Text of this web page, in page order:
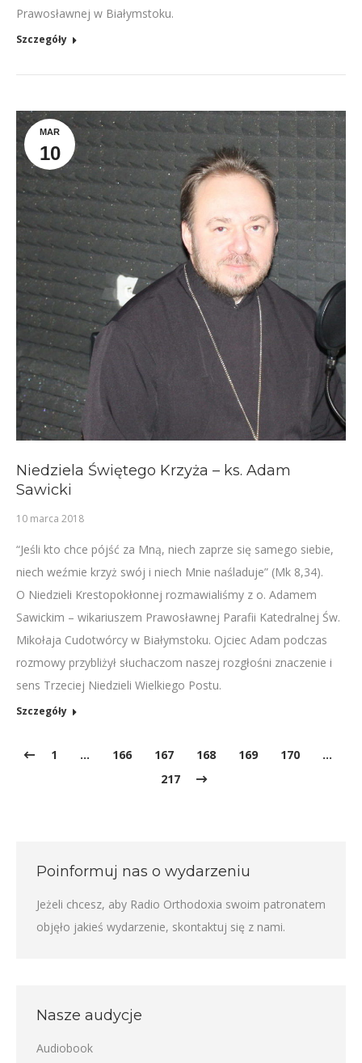
Prawosławnej w Białymstoku.
Szczegóły
MAR
10
Niedziela Świętego Krzyża – ks. Adam
Sawicki
10 marca 2018
“Jeśli kto chce pójść za Mną, niech zaprze się samego siebie,
niech weźmie krzyż swój i niech Mnie naśladuje” (Mk 8,34).
O Niedzieli Krestopokłonnej rozmawialiśmy z o. Adamem
Sawickim – wikariuszem Prawosławnej Parafii Katedralnej Św.
Mikołaja Cudotwórcy w Białymstoku. Ojciec Adam podczas
rozmowy przybliżył słuchaczom naszej rozgłośni znaczenie i
sens Trzeciej Niedzieli Wielkiego Postu.
Szczegóły
1 … 166 167 168 169 170
…
217
Poinformuj nas o wydarzeniu
Jeżeli chcesz, aby Radio Orthodoxia swoim patronatem
objęło jakieś wydarzenie, skontaktuj się z nami.
Nasze audycje
Audiobook